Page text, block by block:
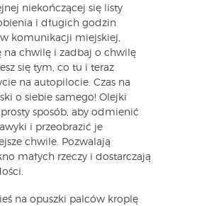
niekończącej się listy
i długich godzin
komunikacji miejskiej,
na chwilę i zadbaj o chwilę
się tym, co tu i teraz
na autopilocie. Czas na
o siebie samego! Olejki
sposób, aby odmienić
i przeobrazić je
chwile. Pozwalają
małych rzeczy i dostarczają
na opuszki palców kroplę